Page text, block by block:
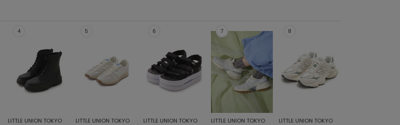
LITTLE UNION TOKYO LITTLE UNION TOKYO LITTLE UNION TOKYO LITTLE UNION TOKYO LITTLE UNION TOKYO